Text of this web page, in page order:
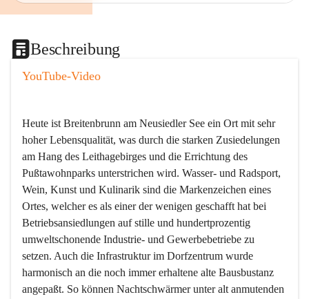
Beschreibung
YouTube-Video
Heute ist Breitenbrunn am Neusiedler See ein Ort mit sehr
hoher Lebensqualität, was durch die starken Zusiedelungen
am Hang des Leithagebirges und die Errichtung des
Pußtawohnparks unterstrichen wird. Wasser- und Radsport,
Wein, Kunst und Kulinarik sind die Markenzeichen eines
Ortes, welcher es als einer der wenigen geschafft hat bei
Betriebsansiedlungen auf stille und hundertprozentig
umweltschonende Industrie- und Gewerbebetriebe zu
setzen. Auch die Infrastruktur im Dorfzentrum wurde
harmonisch an die noch immer erhaltene alte Bausbustanz
angepaßt. So können Nachtschwärmer unter alt anmutenden